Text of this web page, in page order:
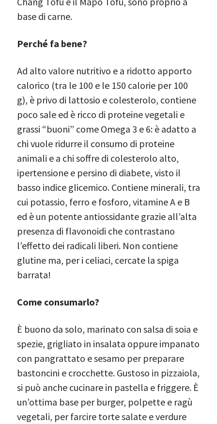
base di carne.
Perché fa bene?
Ad alto valore nutritivo e a ridotto apporto
calorico (tra le 100 e le 150 calorie per 100
g), è privo di lattosio e colesterolo, contiene
poco sale ed è ricco di proteine vegetali e
grassi “buoni” come Omega 3 e 6: è adatto a
chi vuole ridurre il consumo di proteine
animali e a chi soffre di colesterolo alto,
ipertensione e persino di diabete, visto il
basso indice glicemico. Contiene minerali, tra
cui potassio, ferro e fosforo, vitamine A e B
ed è un potente antiossidante grazie all’alta
presenza di flavonoidi che contrastano
l’effetto dei radicali liberi. Non contiene
glutine ma, per i celiaci, cercate la spiga
barrata!
Come consumarlo?
È buono da solo, marinato con salsa di soia e
spezie, grigliato in insalata oppure impanato
con pangrattato e sesamo per preparare
bastoncini e crocchette. Gustoso in pizzaiola,
si può anche cucinare in pastella e friggere. È
un’ottima base per burger, polpette e ragù
vegetali, per farcire torte salate e verdure